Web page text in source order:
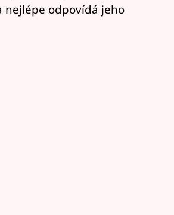
nejlépe odpovídá jeho